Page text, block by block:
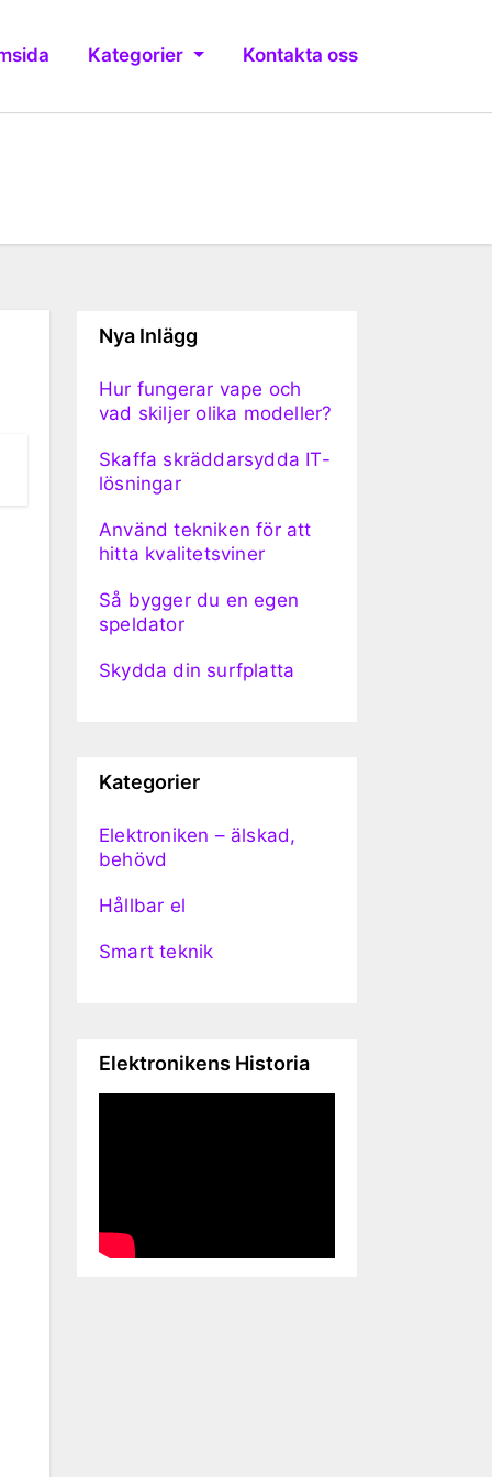
Kategorier Kontakta oss
Nya Inlägg
Hur fungerar vape och
vad skiljer olika modeller?
Skaffa skräddarsydda IT-
lösningar
Använd tekniken för att
hitta kvalitetsviner
Så bygger du en egen
speldator
Skydda din surfplatta
Kategorier
Elektroniken – älskad,
behövd
Hållbar el
Smart teknik
Elektronikens Historia